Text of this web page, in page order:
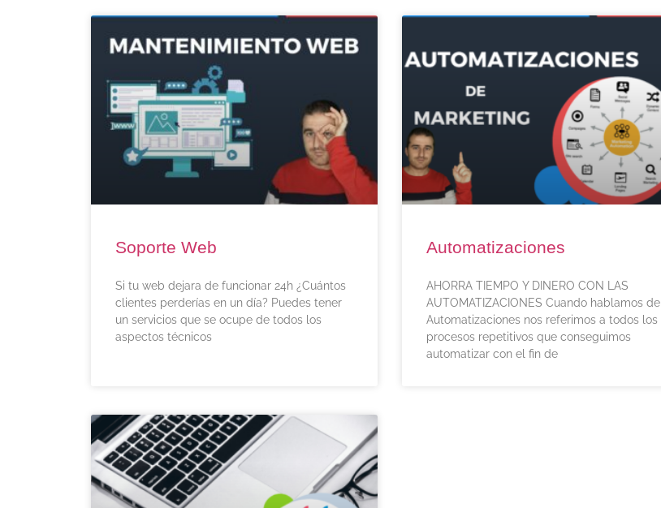
Soporte Web
Si tu web dejara de funcionar 24h ¿Cuántos
clientes perderías en un día? Puedes tener
un servicios que se ocupe de todos los
aspectos técnicos
Automatizaciones
AHORRA TIEMPO Y DINERO CON LAS
AUTOMATIZACIONES Cuando hablamos de
Automatizaciones nos referimos a todos los
procesos repetitivos que conseguimos
automatizar con el fin de